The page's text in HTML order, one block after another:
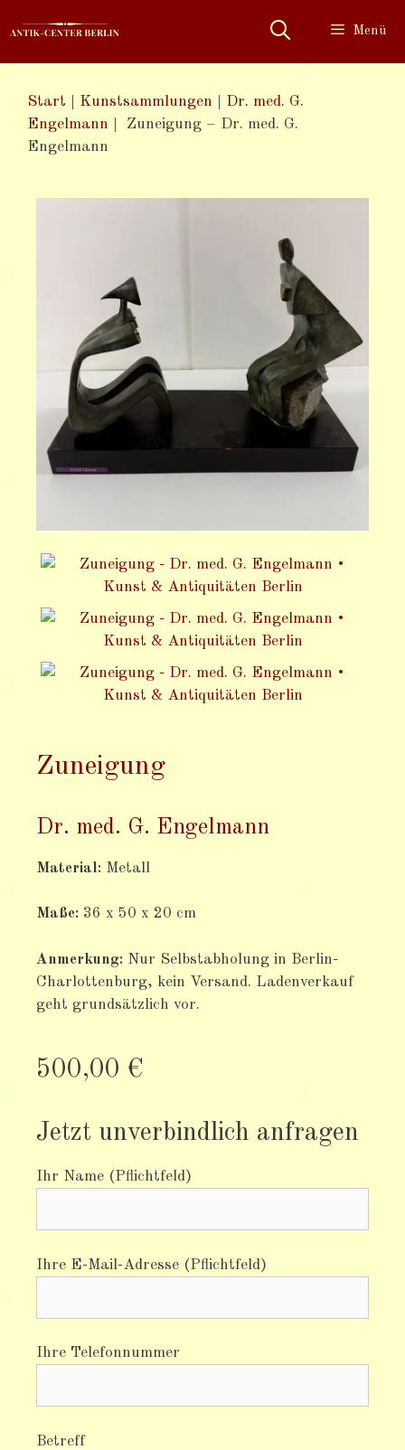
Menü
Start Kunstsammlungen
Dr. med. G.
Engelmann
​ Zuneigung​ – Dr. med. G.
Engelmann
Zuneigung
Dr. med. G. Engelmann
Material: Metall
Maße: 36 x 50 x 20 cm
Anmerkung: Nur Selbstabholung in Berlin-
Charlottenburg, kein Versand. Ladenverkauf
geht grundsätzlich vor.
500,00 €
Jetzt unverbindlich anfragen
Ihr Name (Pflichtfeld)
Ihre E-Mail-Adresse (Pflichtfeld)
Ihre Telefonnummer
Betreff